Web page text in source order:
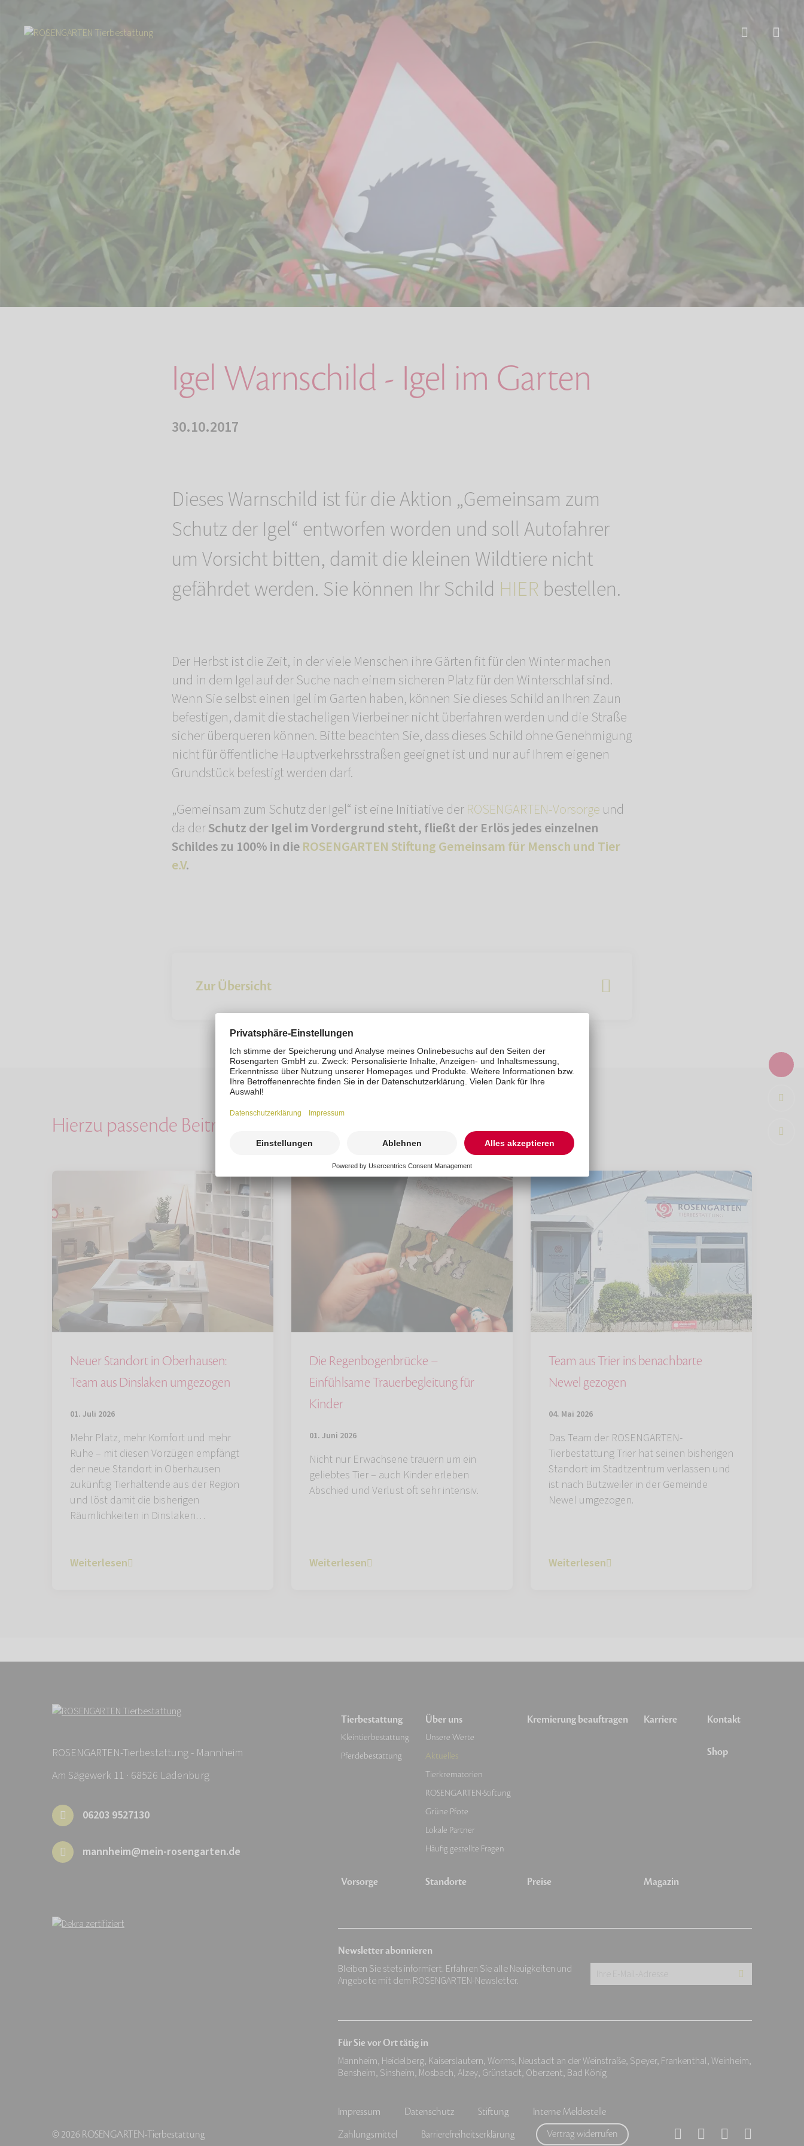
Über uns Aktuelles Igel Warnschild - Igel im Garten
Igel Warnschild - Igel im Garten
30.10.2017
Dieses Warnschild ist für die Aktion „Gemeinsam zum
Schutz der Igel“ entworfen worden und soll Autofahrer
um Vorsicht bitten, damit die kleinen Wildtiere nicht
gefährdet werden. Sie können Ihr Schild HIER bestellen.
Der Herbst ist die Zeit, in der viele Menschen ihre Gärten fit für den Winter machen
und in dem Igel auf der Suche nach einem sicheren Platz für den Winterschlaf sind.
Wenn Sie selbst einen Igel im Garten haben, können Sie dieses Schild an Ihren Zaun
befestigen, damit die stacheligen Vierbeiner nicht überfahren werden und die Straße
sicher überqueren können. Bitte beachten Sie, dass dieses Schild ohne Genehmigung
nicht für öffentliche Hauptverkehrsstraßen geeignet ist und nur auf Ihrem eigenen
Grundstück befestigt werden darf.
„Gemeinsam zum Schutz der Igel“ ist eine Initiative derROSENGARTEN-Vorsorge und
da derSchutz der Igel im Vordergrund steht, fließt der Erlös jedes einzelnen
Schildes zu 100% in dieROSENGARTEN Stiftung Gemeinsam für Mensch und Tier
e.V.
Zur Übersicht
Hierzu passende Beiträge
Neuer Standort in Oberhausen:
Team aus Dinslaken umgezogen
01. Juli 2026
Mehr Platz, mehr Komfort und mehr
Ruhe – mit diesen Vorzügen empfängt
der neue Standort in Oberhausen
zukünftig Tierhaltende aus der Region
und löst damit die bisherigen
Räumlichkeiten in Dinslaken…
Weiterlesen
Die Regenbogenbrücke –
Einfühlsame Trauerbegleitung für
Kinder
01. Juni 2026
Nicht nur Erwachsene trauern um ein
geliebtes Tier – auch Kinder erleben
Abschied und Verlust oft sehr intensiv.
Weiterlesen
Team aus Trier ins benachbarte
Newel gezogen
04. Mai 2026
Das Team der ROSENGARTEN-
Tierbestattung Trier hat seinen bisherigen
Standort im Stadtzentrum verlassen und
ist nach Butzweiler in der Gemeinde
Newel umgezogen.
Weiterlesen
ROSENGARTEN-Tierbestattung - Mannheim
Am Sägewerk 11 · 68526 Ladenburg
06203 9527130
mannheim@mein-rosengarten.de
Tierbestattung
Kleintierbestattung
Pferdebestattung
Vorsorge
Über uns
Unsere Werte
Aktuelles
Tierkrematorien
ROSENGARTEN-Stiftung
Grüne Pfote
Lokale Partner
Häufig gestellte Fragen
Standorte
Kremierung beauftragen
Preise
Karriere
Magazin
Kontakt
Shop
Newsletter abonnieren
Bleiben Sie stets informiert. Erfahren Sie alle Neuigkeiten und
Angebote mit dem ROSENGARTEN-Newsletter.
Für Sie vor Ort tätig in
Mannheim, Heidelberg, Kaiserslautern, Worms, Neustadt an der Weinstraße, Speyer, Frankenthal, Weinheim,
Bensheim, Sinsheim, Mosbach, Alzey, Grünstadt, Oberzent, Bad König
Impressum Datenschutz Stiftung
Interne Meldestelle
Zahlungsmittel
Barrierefreiheitserklärung Vertrag widerrufen
© 2026 ROSENGARTEN-Tierbestattung